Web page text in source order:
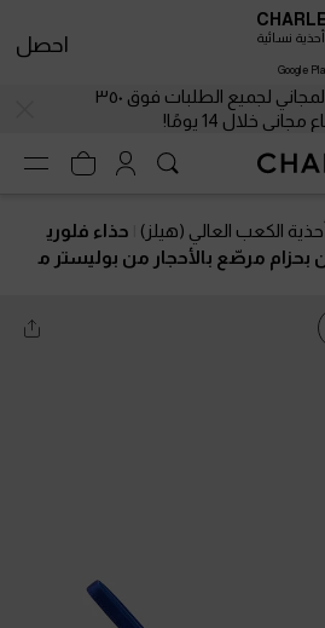
لجميع الطلبات فوق ٣٥٠
مجاني خلال 14 يومًا!
الكعب العالي (هيلز)
حذاء فلوري
مرصّع بالأحجار من بوليستر م
نسائية احصل